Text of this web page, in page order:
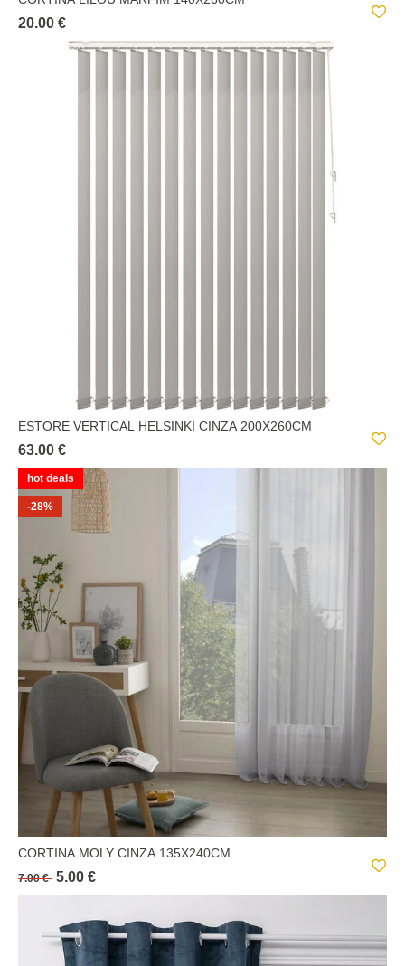
20.00 €
ESTORE VERTICAL HELSINKI CINZA 200X260CM
63.00 €
hot deals
-28%
CORTINA MOLY CINZA 135X240CM
7.00 € 5.00 €